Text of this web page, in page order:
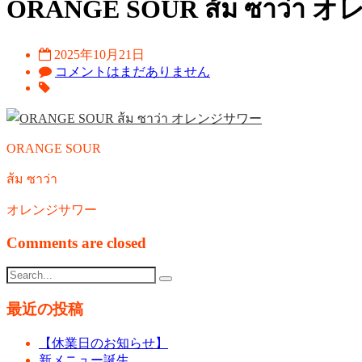
ORANGE SOUR ส้ม ซาว่า オ
2025年10月21日
コメントはまだありません
ORANGE SOUR
ส้ม ซาว่า
オレンジサワー
Comments are closed
最近の投稿
【休業日のお知らせ】